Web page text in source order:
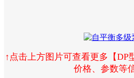
↑点击上方图片可查看更多【DP
价格、参数等